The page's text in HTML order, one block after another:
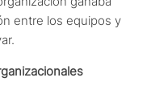
entre los equipos y